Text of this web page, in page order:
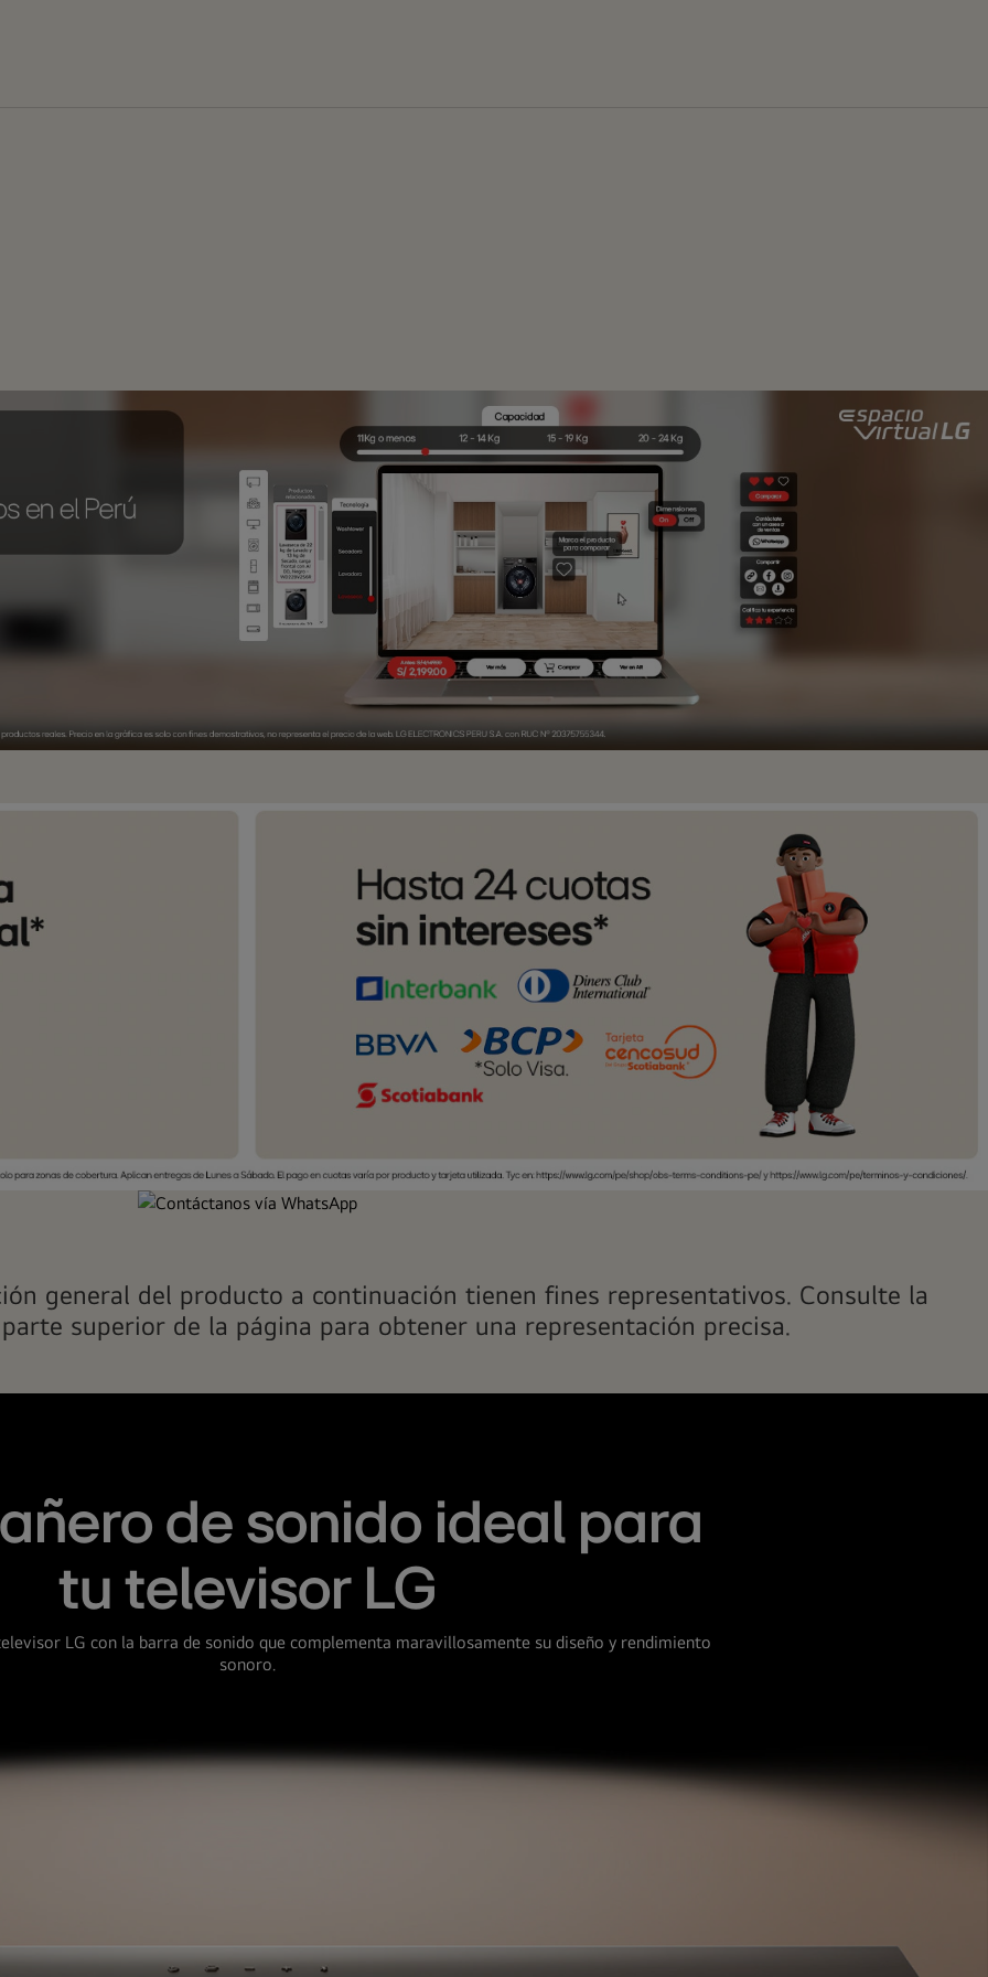
general del producto a continuación tienen fines representativos. Consulte la
superior de la página para obtener una representación precisa.
de sonido ideal para
tu televisor LG
LG con la barra de sonido que complementa maravillosamente su diseño y rendimiento
sonoro.